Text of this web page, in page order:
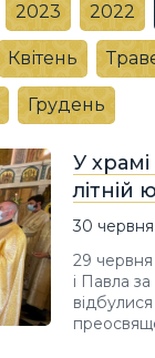
2023 2022
Квітень
Грудень
У
літній
30 червня
29
і Павла